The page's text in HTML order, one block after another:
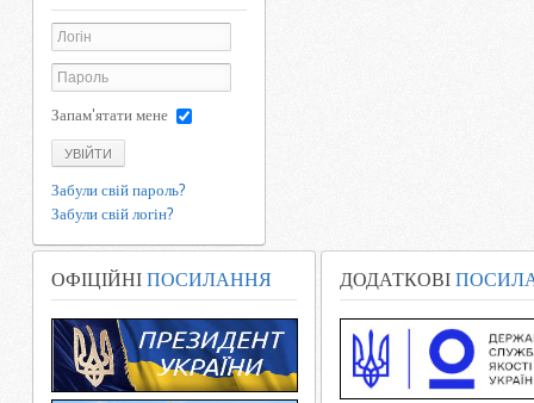
Запам'ятати мене
УВІЙТИ
Забули свій пароль?
Забули свій логін?
ОФІЦІЙНІ ПОСИЛАННЯ ДОДАТКОВІ